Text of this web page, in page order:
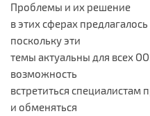
Проблемы и их решение
в этих сферах
поскольку эти
темы актуальны для всех
возможность
встретиться
и обменяться